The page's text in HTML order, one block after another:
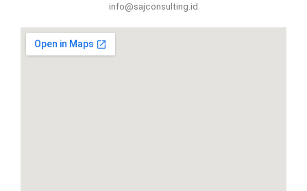
info@sajconsulting.id